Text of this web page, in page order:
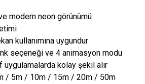
modern neon görünümü
kullanımına uygundur
seçeneği ve 4 animasyon modu
uygulamalarda kolay şekil alır
/ 5m / 10m / 15m / 20m / 50m